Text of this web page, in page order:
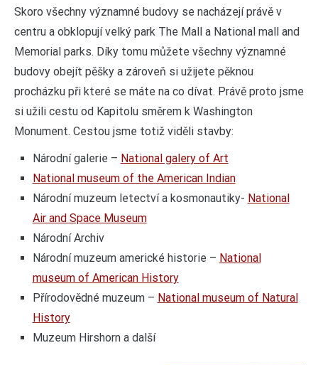
Skoro všechny významné budovy se nacházejí právě v
centru a obklopují velký park The Mall a National mall and
Memorial parks. Díky tomu můžete všechny významné
budovy obejít pěšky a zároveň si užijete pěknou
procházku při které se máte na co dívat. Právě proto jsme
si užili cestu od Kapitolu směrem k Washington
Monument. Cestou jsme totiž viděli stavby:
Národní galerie – National galery of Art
National museum of the American Indian
Národní muzeum letectví a kosmonautiky- National
Air and Space Museum
Národní Archiv
Národní muzeum americké historie – National
museum of American History
Přírodovědné muzeum – National museum of Natural
History
Muzeum Hirshorn a další